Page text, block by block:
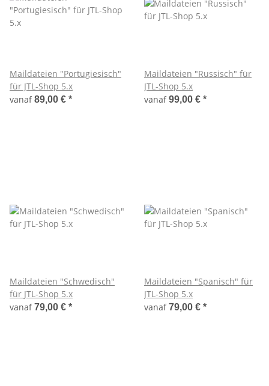
Maildateien "Portugiesisch"
für JTL-Shop 5.x
vanaf89,00 € *
Maildateien "Russisch" für
JTL-Shop 5.x
vanaf99,00 € *
Maildateien "Schwedisch"
für JTL-Shop 5.x
vanaf79,00 € *
Maildateien "Spanisch" für
JTL-Shop 5.x
vanaf79,00 € *